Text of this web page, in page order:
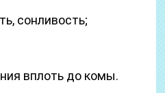
сонливость;
вплоть до комы.